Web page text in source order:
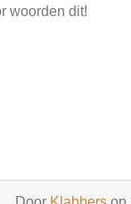
woorden dit!